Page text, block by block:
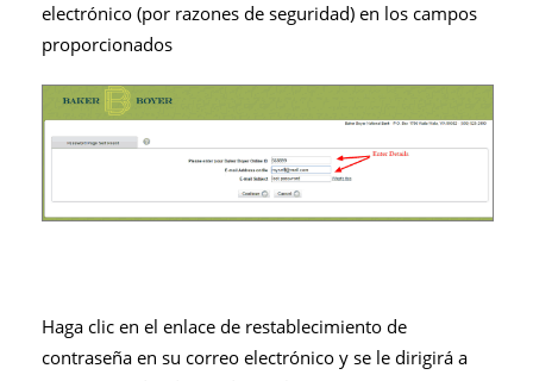
electrónico (por razones de seguridad) en los campos
proporcionados
Haga clic en el enlace de restablecimiento de
contraseña en su correo electrónico y se le dirigirá a